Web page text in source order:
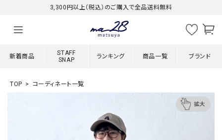
3,300円以上（税込）のご購入で全品送料無料
新着商品
STAFF
SNAP
ランキング 商品一覧 ブランド
TOP コーディネート一覧